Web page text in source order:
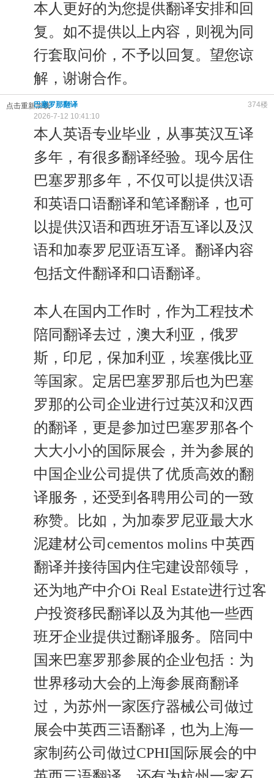
本人更好的为您提供翻译安排和回
复。如不提供以上内容，则视为同
行套取问价，不予以回复。望您谅
解，谢谢合作。
点击重新加载 374楼
巴塞罗那翻译
2026-7-12 10:41:10
本人英语专业毕业，从事英汉互译
多年，有很多翻译经验。现今居住
巴塞罗那多年，不仅可以提供汉语
和英语口语翻译和笔译翻译，也可
以提供汉语和西班牙语互译以及汉
语和加泰罗尼亚语互译。翻译内容
包括文件翻译和口语翻译。
本人在国内工作时，作为工程技术
陪同翻译去过，澳大利亚，俄罗
斯，印尼，保加利亚，埃塞俄比亚
等国家。定居巴塞罗那后也为巴塞
罗那的公司企业进行过英汉和汉西
的翻译，更是参加过巴塞罗那各个
大大小小的国际展会，并为参展的
中国企业公司提供了优质高效的翻
译服务，还受到各聘用公司的一致
称赞。比如，为加泰罗尼亚最大水
泥建材公司cementos molins 中英西
翻译并接待国内住宅建设部领导，
还为地产中介Oi Real Estate进行过客
户投资移民翻译以及为其他一些西
班牙企业提供过翻译服务。陪同中
国来巴塞罗那参展的企业包括：为
世界移动大会的上海参展商翻译
过，为苏州一家医疗器械公司做过
展会中英西三语翻译，也为上海一
家制药公司做过CPHI国际展会的中